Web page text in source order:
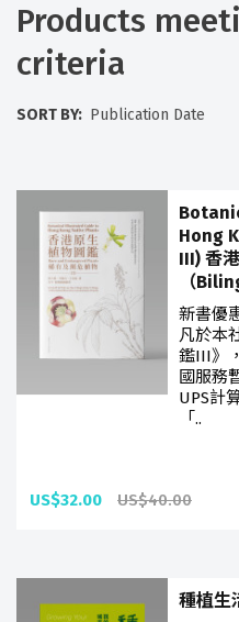
Products
criteria
SORT BY:
Hong
III) 香
（
新書優
凡於本
鑑III》
國服務
UPS計
「..
US$32.00 US$40.00
種植生